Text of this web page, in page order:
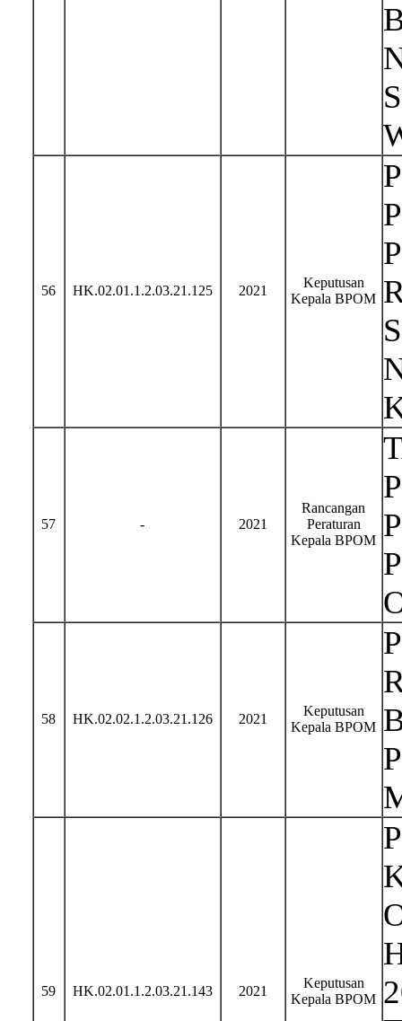
56 HK.02.01.1.2.03.21.125 2021
Keputusan
Kepala BPOM
57 - 2021
Rancangan
Peraturan
Kepala BPOM
58 HK.02.02.1.2.03.21.126 2021
Keputusan
Kepala BPOM
59 HK.02.01.1.2.03.21.143 2021
Keputusan
Kepala BPOM